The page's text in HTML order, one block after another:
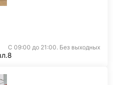
С 09:00 до 21:00. Без выходных